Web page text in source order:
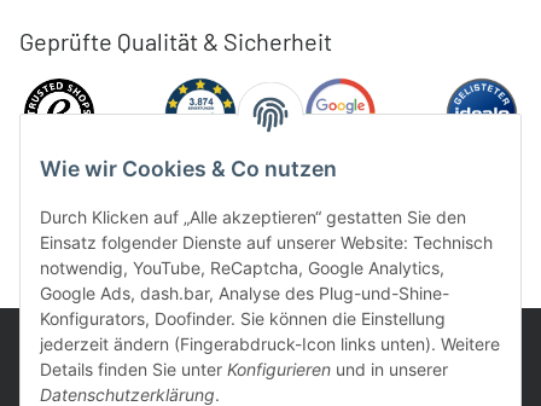
Wie wir Cookies & Co nutzen
Durch Klicken auf „Alle akzeptieren“ gestatten Sie den
Einsatz folgender Dienste auf unserer Website: Technisch
notwendig, YouTube, ReCaptcha, Google Analytics,
Google Ads, dash.bar, Analyse des Plug-und-Shine-
Konfigurators, Doofinder. Sie können die Einstellung
jederzeit ändern (Fingerabdruck-Icon links unten). Weitere
Details finden Sie unter Konfigurieren und in unserer
Datenschutzerklärung.
Geprüfte Qualität & Sicherheit